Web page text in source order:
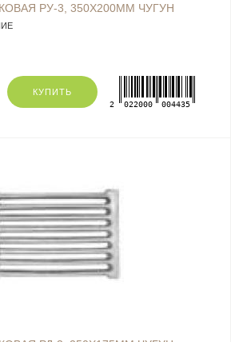
РУ-3, 350Х200ММ ЧУГУН
КУПИТЬ
2 022000 004435